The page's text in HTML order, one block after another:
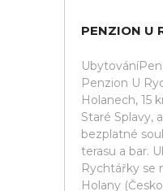
PENZION U
Penzion U
Holanech, 15
Staré Splavy,
bezplatné
terasu a bar.
Rychtářky se
Holany